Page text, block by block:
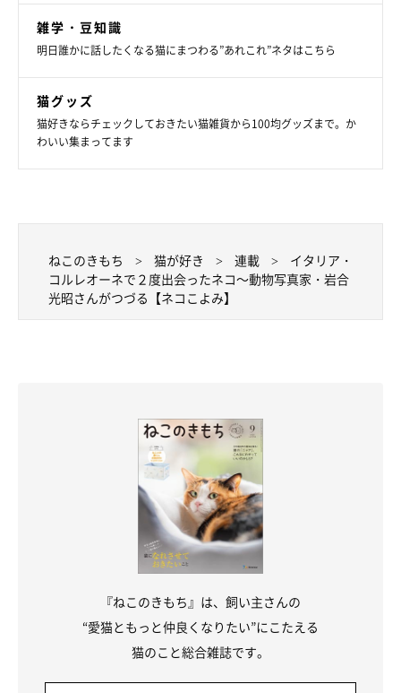
雑学・豆知識
明日誰かに話したくなる猫にまつわる”あれこれ”ネタはこちら
猫グッズ
猫好きならチェックしておきたい猫雑貨から100均グッズまで。か
わいい集まってます
ねこのきもち 猫が好き 連載
イタリア・
コルレオーネで２度出会ったネコ～動物写真家・岩合
光昭さんがつづる【ネコこよみ】
『ねこのきもち』は、飼い主さんの
“愛猫ともっと仲良くなりたい”にこたえる
猫のこと総合雑誌です。